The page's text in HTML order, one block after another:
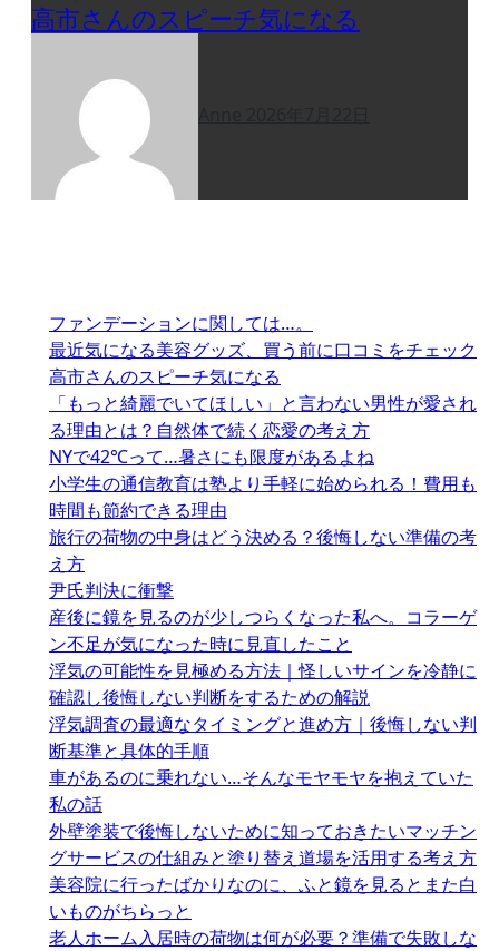
高市さんのスピーチ気になる
ファンデーションに関しては…。
最近気になる美容グッズ、買う前に口コミをチェック
高市さんのスピーチ気になる
「もっと綺麗でいてほしい」と言わない男性が愛され
る理由とは？自然体で続く恋愛の考え方
NYで42℃って…暑さにも限度があるよね
小学生の通信教育は塾より手軽に始められる！費用も
時間も節約できる理由
旅行の荷物の中身はどう決める？後悔しない準備の考
え方
尹氏判決に衝撃
産後に鏡を見るのが少しつらくなった私へ。コラーゲ
ン不足が気になった時に見直したこと
浮気の可能性を見極める方法｜怪しいサインを冷静に
確認し後悔しない判断をするための解説
浮気調査の最適なタイミングと進め方｜後悔しない判
断基準と具体的手順
車があるのに乗れない…そんなモヤモヤを抱えていた
私の話
外壁塗装で後悔しないために知っておきたいマッチン
グサービスの仕組みと塗り替え道場を活用する考え方
美容院に行ったばかりなのに、ふと鏡を見るとまた白
いものがちらっと
老人ホーム入居時の荷物は何が必要？準備で失敗しな